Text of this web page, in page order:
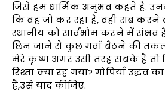
जिसे हम धार्मिक अनुभव कहते हैं.
कि वह जो कर रहा है, वही सब
स्थानीय को सार्वभौम करने में संभव
छिन जाने से कुछ गवाँ बैठने की
मेरे कृष्ण अगर उसी तरह सबके हैं तो
रिश्ता क्या रह गया? गोपियाँ उद्धव
हैं,उसे याद कीजिए.